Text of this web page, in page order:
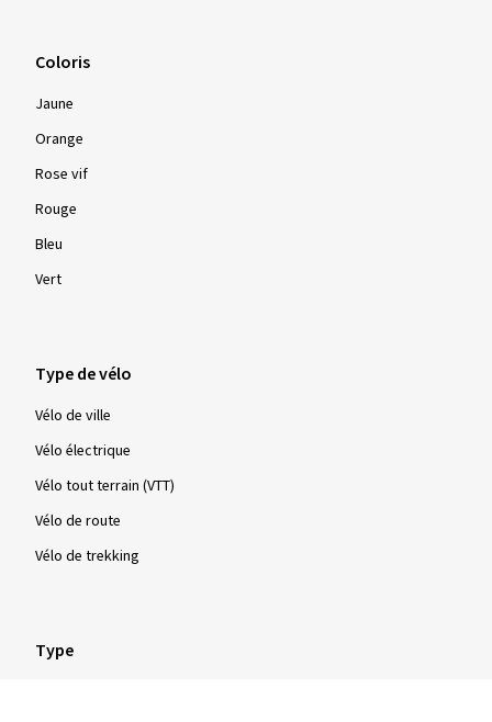
Coloris
Jaune
Orange
Rose vif
Rouge
Bleu
Vert
Type de vélo
Vélo de ville
Vélo électrique
Vélo tout terrain (VTT)
Vélo de route
Vélo de trekking
Type